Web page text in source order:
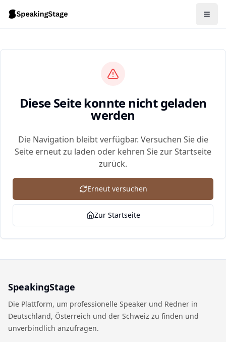
Diese Seite konnte nicht geladen
werden
Die Navigation bleibt verfügbar. Versuchen Sie die
Seite erneut zu laden oder kehren Sie zur Startseite
zurück.
Erneut versuchen
Zur Startseite
SpeakingStage
Die Plattform, um professionelle Speaker und Redner in
Deutschland, Österreich und der Schweiz zu finden und
unverbindlich anzufragen.